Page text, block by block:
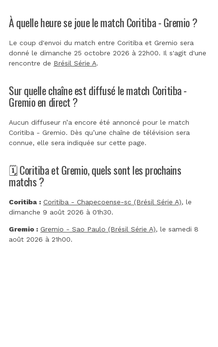
À quelle heure se joue le match Coritiba - Gremio ?
Le coup d'envoi du match entre Coritiba et Gremio sera
donné le dimanche 25 octobre 2026 à 22h00. Il s'agit d'une
rencontre de Brésil Série A.
Sur quelle chaîne est diffusé le match Coritiba -
Gremio en direct ?
Aucun diffuseur n’a encore été annoncé pour le match
Coritiba - Gremio. Dès qu’une chaîne de télévision sera
connue, elle sera indiquée sur cette page.
🗓️ Coritiba et Gremio, quels sont les prochains
matchs ?
Coritiba : Coritiba - Chapecoense-sc (Brésil Série A), le
dimanche 9 août 2026 à 01h30.
Gremio : Gremio - Sao Paulo (Brésil Série A), le samedi 8
août 2026 à 21h00.